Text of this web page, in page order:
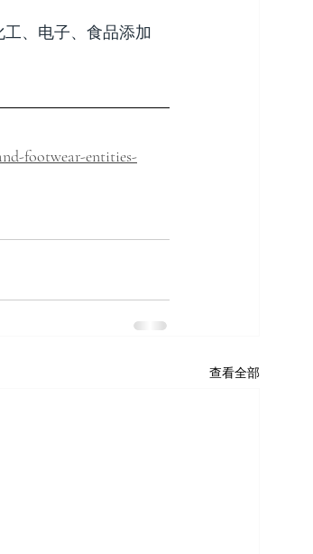
、电子、食品添加
footwear-entities-
查看全部